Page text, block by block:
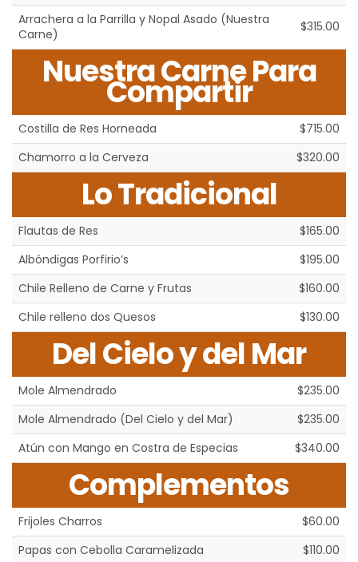
Arrachera a la Parrilla y Nopal Asado (Nuestra
Carne)
$315.00
Nuestra Carne Para
Compartir
Costilla de Res Horneada
$715.00
Chamorro a la Cerveza
$320.00
Lo Tradicional
Flautas de Res
$165.00
Albóndigas Porfirio’s
$195.00
Chile Relleno de Carne y Frutas
$160.00
Chile relleno dos Quesos
$130.00
Del Cielo y del Mar
Mole Almendrado
$235.00
Mole Almendrado (Del Cielo y del Mar)
$235.00
Atún con Mango en Costra de Especias
$340.00
Complementos
Frijoles Charros
$60.00
Papas con Cebolla Caramelizada
$110.00